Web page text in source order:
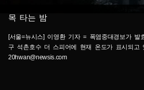
목 타는 밤
[서울=뉴시스] 이영환 기자 = 폭염중대경보가
구 석촌호수 더 스피어에 현재 온도가 표시되고
20hwan@newsis.com